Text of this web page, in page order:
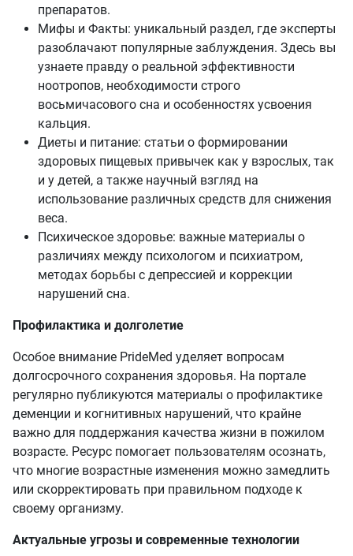
препаратов.
Мифы и Факты: уникальный раздел, где эксперты
разоблачают популярные заблуждения. Здесь вы
узнаете правду о реальной эффективности
ноотропов, необходимости строго
восьмичасового сна и особенностях усвоения
кальция.
Диеты и питание: статьи о формировании
здоровых пищевых привычек как у взрослых, так
и у детей, а также научный взгляд на
использование различных средств для снижения
веса.
Психическое здоровье: важные материалы о
различиях между психологом и психиатром,
методах борьбы с депрессией и коррекции
нарушений сна.
Профилактика и долголетие
Особое внимание PrideMed уделяет вопросам
долгосрочного сохранения здоровья. На портале
регулярно публикуются материалы о профилактике
деменции и когнитивных нарушений, что крайне
важно для поддержания качества жизни в пожилом
возрасте. Ресурс помогает пользователям осознать,
что многие возрастные изменения можно замедлить
или скорректировать при правильном подходе к
своему организму.
Актуальные угрозы и современные технологии